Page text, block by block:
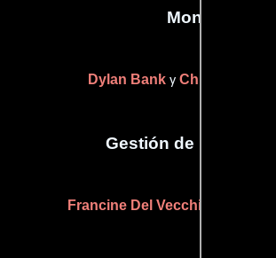
Montaje
Dylan Banky Christopher S.
Gestión de
Francine Del Vecchio